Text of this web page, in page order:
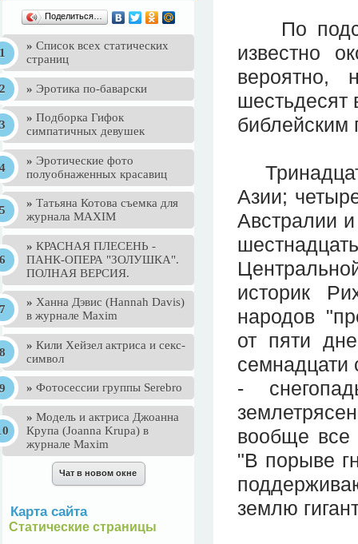
По
известно
вероятно,
шестьдесят
библейским
Азии;
Австралии
историк
народов
от пяти
семнадцати
-
вообще все
"В порыве
землю
Поделиться…
» Список всех статических
страниц
» Эротика по-баварски
» Подборка Гифок
симпатичных девушек
» Эротические фото
полуобнаженных красавиц
» Татьяна Котова съемка для
журнала MAXIM
» КРАСНАЯ ПЛЕСЕНЬ -
ПАНК-ОПЕРА "ЗОЛУШКА".
ПОЛНАЯ ВЕРСИЯ.
» Ханна Дэвис (Hannah Davis)
в журнале Maxim
» Кили Хейзел актриса и секс-
символ
» Фотосессии группы Serebro
» Mодель и актриса Джоанна
Крупа (Joanna Krupa) в
журнале Maxim
Карта сайта
Статические страницы